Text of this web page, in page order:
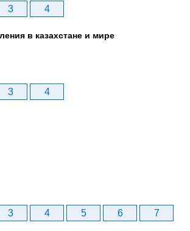
3 4
в казахстане и мире
3 4
3 4 5 6 7